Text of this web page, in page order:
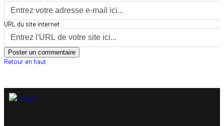
URL du site internet
Retour en haut